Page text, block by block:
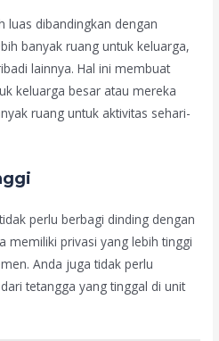
luas dibandingkan dengan
banyak ruang untuk keluarga,
lainnya. Hal ini membuat
keluarga besar atau mereka
ruang untuk aktivitas sehari-
perlu berbagi dinding dengan
memiliki privasi yang lebih tinggi
Anda juga tidak perlu
tetangga yang tinggal di unit